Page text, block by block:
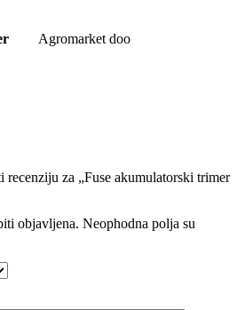
Agromarket doo
za „Fuse akumulatorski trimer
objavljena. Neophodna polja su